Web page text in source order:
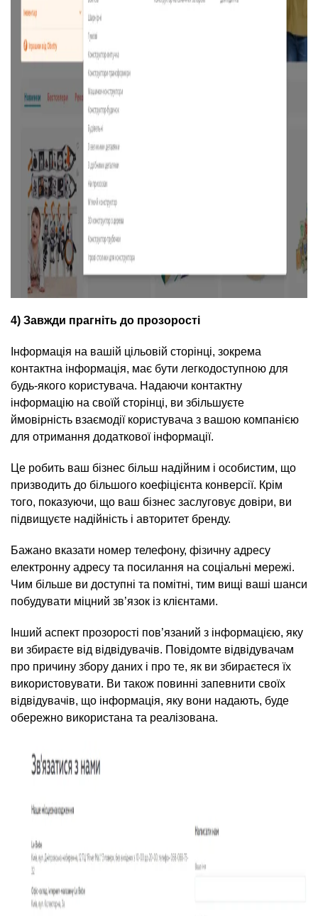
4) Завжди прагніть до прозорості
Інформація на вашій цільовій сторінці, зокрема
контактна інформація, має бути легкодоступною для
будь-якого користувача. Надаючи контактну
інформацію на своїй сторінці, ви збільшуєте
ймовірність взаємодії користувача з вашою компанією
для отримання додаткової інформації.
Це робить ваш бізнес більш надійним і особистим, що
призводить до більшого коефіцієнта конверсії. Крім
того, показуючи, що ваш бізнес заслуговує довіри, ви
підвищуєте надійність і авторитет бренду.
Бажано вказати номер телефону, фізичну адресу
електронну адресу та посилання на соціальні мережі.
Чим більше ви доступні та помітні, тим вищі ваші шанси
побудувати міцний зв’язок із клієнтами.
Інший аспект прозорості пов’язаний з інформацією, яку
ви збираєте від відвідувачів. Повідомте відвідувачам
про причину збору даних і про те, як ви збираєтеся їх
використовувати. Ви також повинні запевнити своїх
відвідувачів, що інформація, яку вони надають, буде
обережно використана та реалізована.